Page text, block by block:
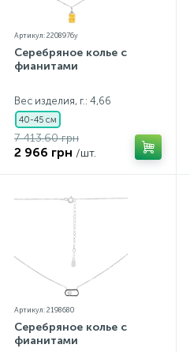
Артикул: 2208976y
Серебряное колье с
фианитами
Вес изделия, г.: 4,66
40-45 см
7 413.60 грн
2 966 грн /шт.
Артикул: 2198680
Серебряное колье с
фианитами